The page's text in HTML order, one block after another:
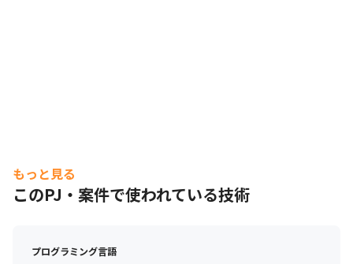
もっと見る
このPJ・案件で使われている技術
プログラミング言語